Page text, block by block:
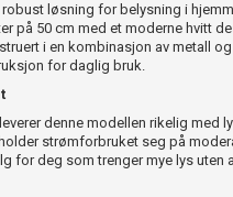
robust løsning for belysning i
på 50 cm med et moderne hvitt
i en kombinasjon av metall
for daglig bruk.
denne modellen rikelig med
strømforbruket seg på
for deg som trenger mye lys uten